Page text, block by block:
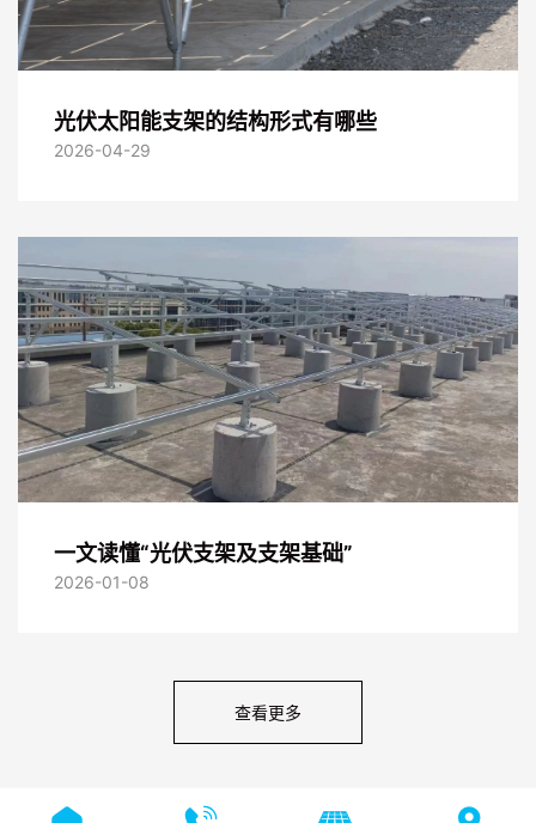
光伏太阳能支架的结构形式有哪些
2026-04-29
一文读懂“光伏支架及支架基础”
2026-01-08
查看更多